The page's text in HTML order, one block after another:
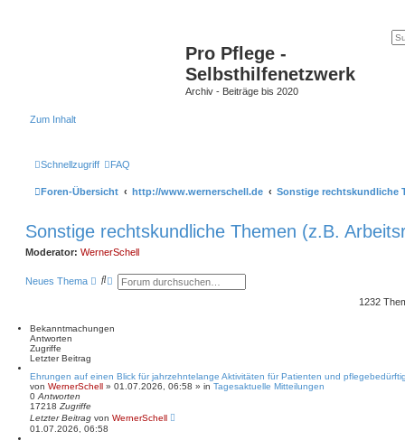
Pro Pflege -
Selbsthilfenetzwerk
Archiv - Beiträge bis 2020
Zum Inhalt
Schnellzugriff FAQ
Foren-Übersicht http://www.wernerschell.de Sonstige rechtskundliche
Sonstige rechtskundliche Themen (z.B.
Moderator: WernerSchell
Neues Thema
S E
t
e
S
h
1232
Bekanntmachungen
Antworten
Zugriffe
Letzter Beitrag
Ehrungen auf einen Blick für jahrzehntelange Aktivitäten für Patienten und
von WernerSchell » 01.07.2026, 06:58 » in Tagesaktuelle Mitteilungen
0 Antworten
17218 Zugriffe
Letzter Beitrag von WernerSchell
01.07.2026, 06:58